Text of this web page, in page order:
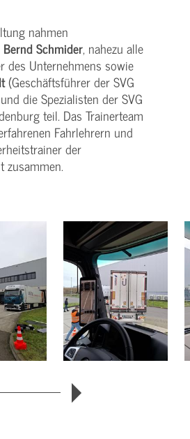
nahmen
Bernd Schmider, nahezu alle
des Unternehmens sowie
(Geschäftsführer der SVG
die Spezialisten der SVG
teil. Das Trainerteam
Fahrlehrern und
der
zusammen.